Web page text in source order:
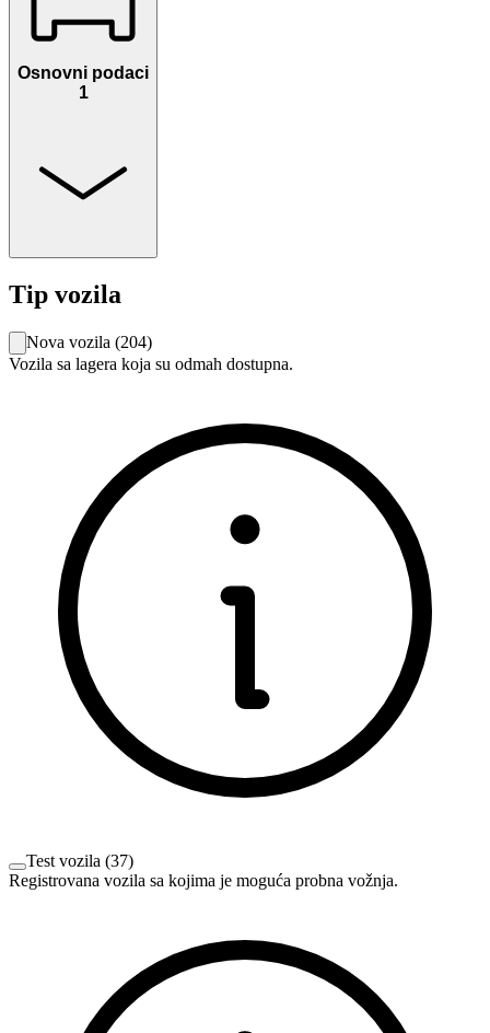
Osnovni podaci
1
Tip vozila
Nova vozila (204)
Vozila sa lagera koja su odmah dostupna.
Test vozila (37)
Registrovana vozila sa kojima je moguća probna vožnja.